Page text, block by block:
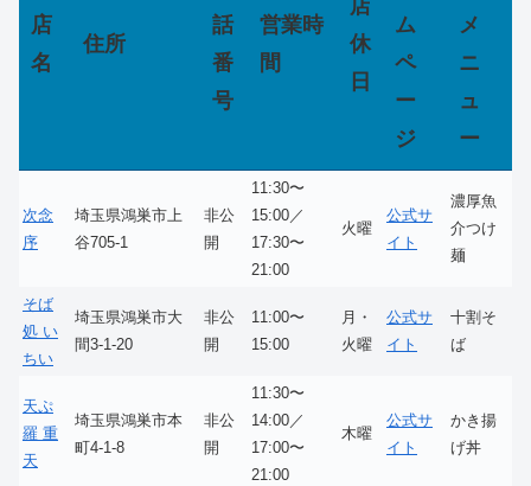
店
名
住所
話
番
号
営業時
間
店
休
日
ム
ペ
ー
ジ
メ
ニ
ュ
ー
次念
序
埼玉県鴻巣市上
谷705-1
非公
開
11:30〜
15:00／
17:30〜
21:00
火曜
公式サ
イト
濃厚魚
介つけ
麺
そば
処 い
ちい
埼玉県鴻巣市大
間3-1-20
非公
開
11:00〜
15:00
月・
火曜
公式サ
イト
十割そ
ば
天ぷ
羅 重
天
埼玉県鴻巣市本
町4-1-8
非公
開
11:30〜
14:00／
17:00〜
21:00
木曜
公式サ
イト
かき揚
げ丼